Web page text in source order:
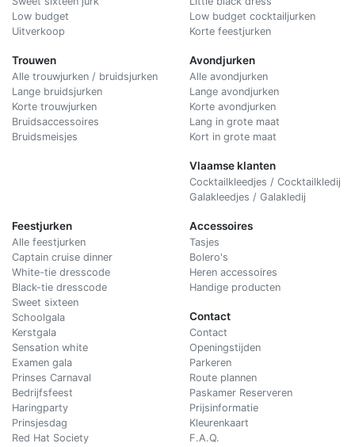
Low budget
Uitverkoop
Trouwen
Alle trouwjurken / bruidsjurken
Lange bruidsjurken
Korte trouwjurken
Bruidsaccessoires
Bruidsmeisjes
Low budget cocktailjurken
Korte feestjurken
Avondjurken
Alle avondjurken
Lange avondjurken
Korte avondjurken
Lang in grote maat
Kort in grote maat
Vlaamse klanten
Cocktailkleedjes / Cocktailkledij
Galakleedjes / Galakledij
Feestjurken
Alle feestjurken
Captain cruise dinner
White-tie dresscode
Black-tie dresscode
Sweet sixteen
Schoolgala
Kerstgala
Sensation white
Examen gala
Prinses Carnaval
Bedrijfsfeest
Haringparty
Prinsjesdag
Red Hat Society
Accessoires
Tasjes
Bolero's
Heren accessoires
Handige producten
Contact
Contact
Openingstijden
Parkeren
Route plannen
Paskamer Reserveren
Prijsinformatie
Kleurenkaart
F.A.Q.